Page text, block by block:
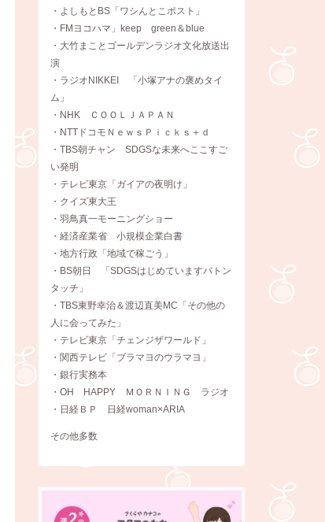
・よしもとBS「ワシんとこポスト」
・FMヨコハマ」keep green＆blue
・大竹まことゴールデンラジオ文化放送出
演
・ラジオNIKKEI 「小塚アナの褒めタイ
ム」
・NHK ＣＯＯＬＪＡＰＡＮ
・NTTドコモＮｅｗｓＰｉｃｋｓ＋ｄ
・TBS朝チャン SDGSな未来へここすご
い発明
・テレビ東京「ガイアの夜明け」
・クイズ東大王
・羽鳥真一モーニングショー
・経済産業省 小規模企業白書
・地方行政「地域で稼ごう」
・BS朝日 「SDGSはじめていますバトン
タッチ」
・TBS東野幸治＆渡辺直美MC「その他の
人に会ってみた」
・テレビ東京「チェンジザワールド」
・関西テレビ「ブラマヨのウラマヨ」
・銀行実務本
・OH HAPPY ＭＯＲＮＩＮＧ ラジオ
・日経ＢＰ 日経woman×ARIA
その他多数